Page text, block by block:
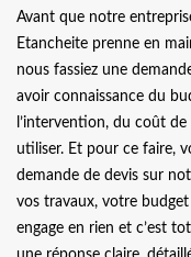
Avant que notre
Etancheite prenne en
nous fassiez une
avoir connaissance du
l’intervention, du coût
utiliser. Et pour ce faire,
demande de devis sur
vos travaux, votre
engage en rien et c’est